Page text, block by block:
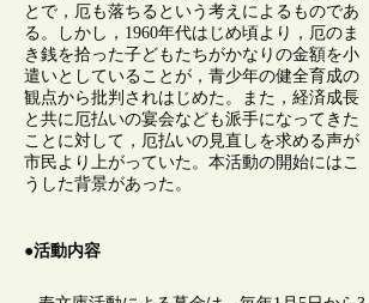
とで，厄も落ちるという考えによるものであ
る。しかし，1960年代はじめ頃より，厄のま
き銭を拾った子どもたちがかなりの金額を小
遣いとしていることが，青少年の健全育成の
観点から批判されはじめた。また，経済成長
と共に厄払いの宴会なども派手になってきた
ことに対して，厄払いの見直しを求める声が
市民より上がっていた。本活動の開始にはこ
うした背景があった。
●活動内容